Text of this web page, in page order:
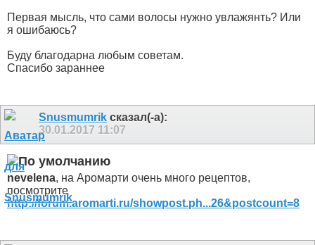
Первая мысль, что сами волосы нужно увлажянть? Или
я ошибаюсь?
Буду благодарна любым советам.
Спасибо зараннее
Snusmumrik сказал(-а):
30.01.2017 11:07
nevelena, на Аромарти очень много рецептов,
посмотрите
http://forum.aromarti.ru/showpost.ph...26&postcount=8